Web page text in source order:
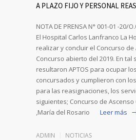
A PLAZO FIJO Y PERSONAL
NOTA DE PRENSA N° 001-01 -20/
El Hospital Carlos Lanfranco La
realizar y concluir el Concurso de
Concurso abierto del 2019. En tal
resultaron APTOS para ocupar
concursados y cumplieron con
para las reasignaciones, los
siguientes; Concurso de Ascenso
,María del Rosario
Leer más
ADMIN NOTICIAS